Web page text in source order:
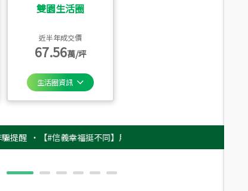
雙園生活圈
近半年成交價
67.56萬/坪
生活圈資訊
‧【#信義幸福挺不同】用實力，讓升職免抽號碼牌！最新雇主品